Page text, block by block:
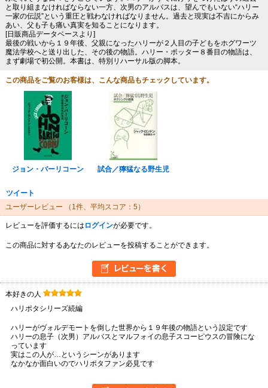
と取り組まなければならない一方、次男のアルバスは、望んでもいない“ハリー
一家の伝説”という重圧と戦わなければなりません。過去と現実は不吉にからみ
あい、父も子も痛い真実を知ることになります。
[日販商品データベースより]
最後の戦いから１９年後、父親になったハリーが２人目の子どもをホグワーツ
魔法学校へと送り出した、その後の物語。ハリー・ポッター８番目の物語は、
まず劇場で初公開。本書は、特別リハーサル版の脚本。
この商品をご覧のお客様は、こんな商品もチェックしています。
ジョン・バーリコーン 試合／獰猛なる野生児
ツイート
ユーザーレビュー
（1件、平均スコア：5）
レビューを評価するには ログインが必要です。
この商品に対するあなたのレビューを投稿することができます。
本好きの人
ハリポタシリーズ続編
ハリーがヴォルデモートを倒した世界から１９年後の物語という設定です
ハリーの息子（次男）アルバスとマルフォイの息子スコーピウスの冒険にな
っています
実はこの人が…というシーンがあります
なかなか面白いのでハリポタファン必見です